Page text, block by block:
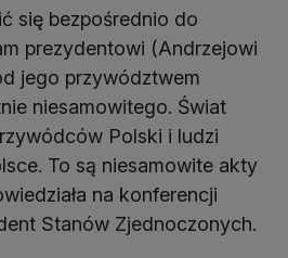
się bezpośrednio do
prezydentowi (Andrzejowi
jego przywództwem
niesamowitego. Świat
Polski i ludzi
To są niesamowite akty
na konferencji
Stanów Zjednoczonych.